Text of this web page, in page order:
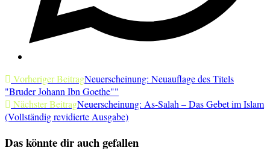
Weitere
Artikel
ansehen
Vorheriger BeitragNeuerscheinung: Neuauflage des Titels
"Bruder Johann Ibn Goethe""
Nächster BeitragNeuerscheinung: As-Salah – Das Gebet im Islam
(Vollständig revidierte Ausgabe)
Das könnte dir auch gefallen